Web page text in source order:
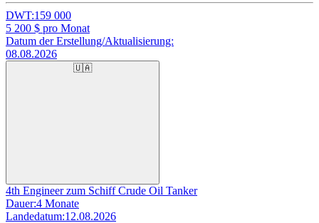
DWT:159 000
5 200 $ pro Monat
Datum der Erstellung/Aktualisierung:
08.08.2026
🇺🇦
4th Engineer zum Schiff Crude Oil Tanker
Dauer:4 Monate
Landedatum:12.08.2026